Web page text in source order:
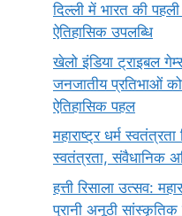
दिल्ली में भारत की
ऐतिहासिक उपलब्धि
खेलो इंडिया ट्राइबल
जनजातीय प्रतिभाओं
ऐतिहासिक पहल
महाराष्ट्र धर्म
स्वतंत्रता, संवैधानिक
हत्ती रिसाला उत्सव:
पुरानी अनूठी सांस्कृतिक